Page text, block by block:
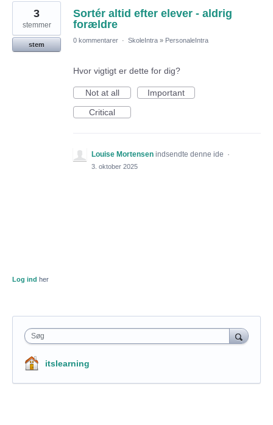
Sortér altid efter elever - aldrig
forældre
3
stemmer
stem
0 kommentarer · SkoleIntra » PersonaleIntra
Hvor vigtigt er dette for dig?
Not at all
Important
Critical
Louise Mortensen indsendte denne ide ·
3. oktober 2025
Log ind her
Søg
itslearning